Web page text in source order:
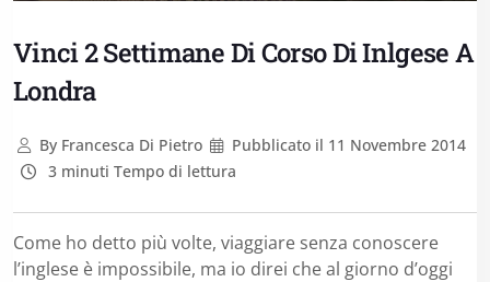
Vinci 2 Settimane Di Corso Di Inlgese A
Londra
ByFrancesca Di Pietro Pubblicato il 11 Novembre 2014
3 minuti Tempo di lettura
Come ho detto più volte, viaggiare senza conoscere
l’inglese è impossibile, ma io direi che al giorno d’oggi